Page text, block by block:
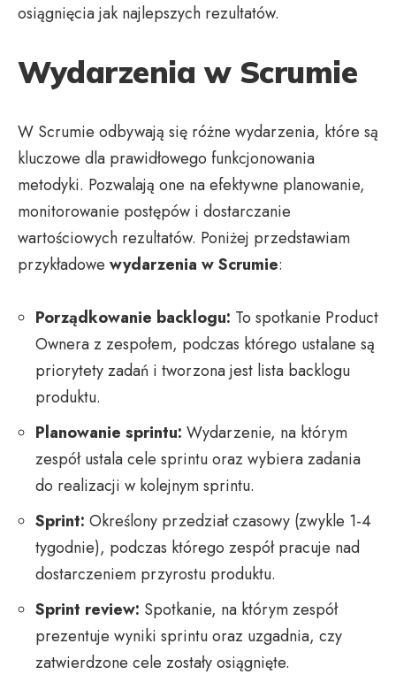
osiągnięcia jak najlepszych rezultatów.
Wydarzenia w Scrumie
W Scrumie odbywają się różne wydarzenia, które są
kluczowe dla prawidłowego funkcjonowania
metodyki. Pozwalają one na efektywne planowanie,
monitorowanie postępów i dostarczanie
wartościowych rezultatów. Poniżej przedstawiam
przykładowe wydarzenia w Scrumie:
Porządkowanie backlogu: To spotkanie Product
Ownera z zespołem, podczas którego ustalane są
priorytety zadań i tworzona jest lista backlogu
produktu.
Planowanie sprintu: Wydarzenie, na którym
zespół ustala cele sprintu oraz wybiera zadania
do realizacji w kolejnym sprintu.
Sprint: Określony przedział czasowy (zwykle 1-4
tygodnie), podczas którego zespół pracuje nad
dostarczeniem przyrostu produktu.
Sprint review: Spotkanie, na którym zespół
prezentuje wyniki sprintu oraz uzgadnia, czy
zatwierdzone cele zostały osiągnięte.